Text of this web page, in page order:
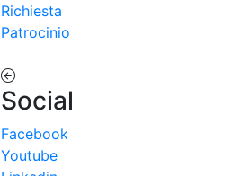
Richiesta
Patrocinio
Social
Facebook
Youtube